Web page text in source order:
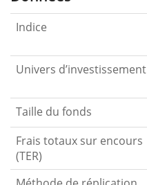
Indice
Univers d’investissement
Taille du fonds
Frais totaux sur encours
(TER)